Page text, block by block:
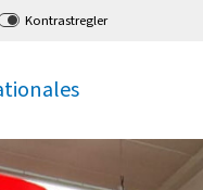
Kontrastregler